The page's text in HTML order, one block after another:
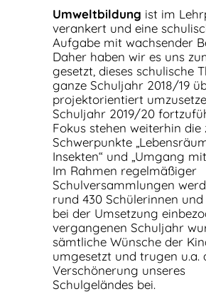
Umweltbildung ist im
verankert und eine
Aufgabe mit wachsender
Daher haben wir es uns
gesetzt, dieses schulische
ganze Schuljahr 2018/19
projektorientiert
Schuljahr 2019/20
Fokus stehen weiterhin die
Schwerpunkte
Insekten“ und „Umgang
Im Rahmen regelmäßiger
Schulversammlungen
rund 430 Schülerinnen
bei der Umsetzung
vergangenen Schuljahr
sämtliche Wünsche der
umgesetzt und trugen u.a.
Verschönerung unseres
Schulgeländes bei.